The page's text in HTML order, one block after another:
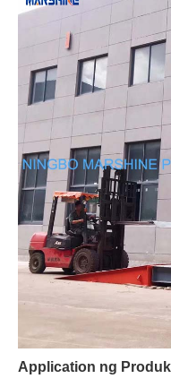
Application ng